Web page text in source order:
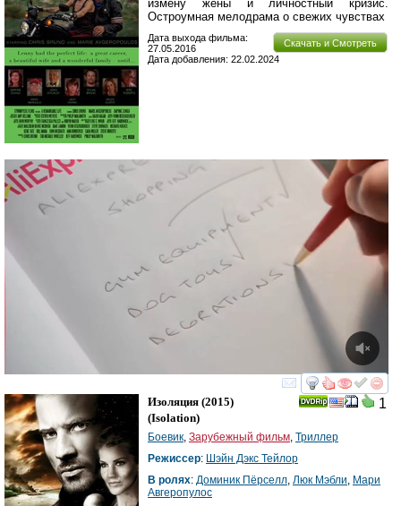
измену жены и личностный кризис.
Остроумная мелодрама о свежих чувствах
Скачать и Смотреть
Дата выхода фильма:
27.05.2016
Дата добавления: 22.02.2024
смотреть
1
Изоляция (2015)
(Isolation)
Боевик Зарубежный фильм Триллер
Режиссер: Шэйн Дэкс Тейлор
В ролях: Доминик Пёрселл Люк Мэбли Мари
Авгеропулос